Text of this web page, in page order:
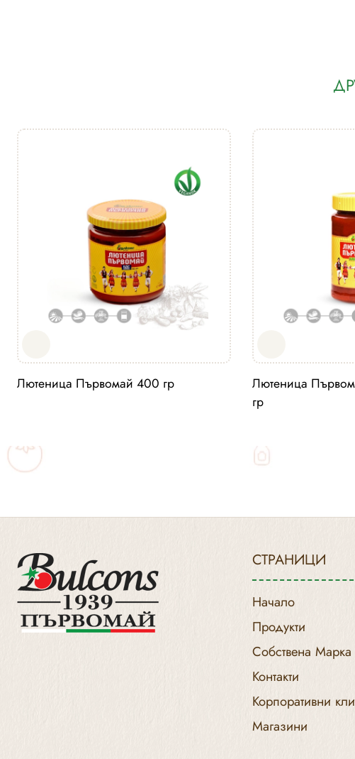
Лютеница Първомай 400 гр
Лютеница
гр
СТРАНИЦИ
Начало
Продукти
Собствена Марка
Контакти
Корпоративни
Магазини